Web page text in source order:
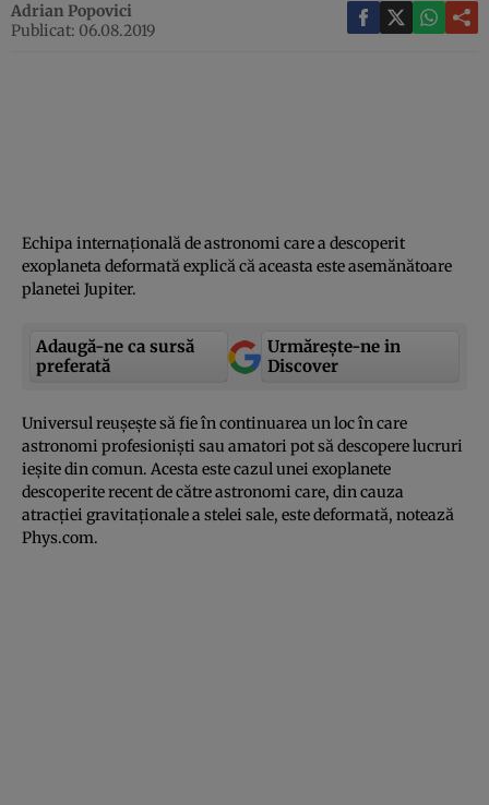
Adrian Popovici
Publicat: 06.08.2019
Echipa internaţională de astronomi care a descoperit
exoplaneta deformată explică că aceasta este asemănătoare
planetei Jupiter.
Adaugă-ne ca sursă
preferată
Urmărește-ne in
Discover
Universul reuşeşte să fie în continuarea un loc în care
astronomi profesionişti sau amatori pot să descopere lucruri
ieşite din comun. Acesta este cazul unei exoplanete
descoperite recent de către astronomi care, din cauza
atracţiei gravitaţionale a stelei sale, este deformată, notează
Phys.com.